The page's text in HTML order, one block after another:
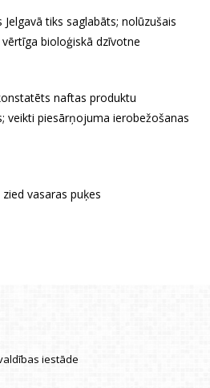
Jelgavā tiks saglabāts; nolūzušais
bioloģiskā dzīvotne
naftas produktu
veikti piesārņojuma ierobežošanas
vasaras puķes
iestāde